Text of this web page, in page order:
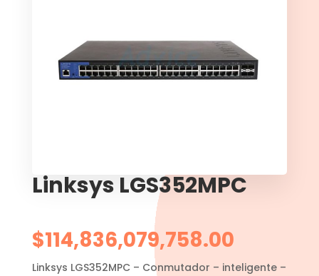
Linksys LGS352MPC
$114,836,079,758.00
Linksys LGS352MPC – Conmutador – inteligente –